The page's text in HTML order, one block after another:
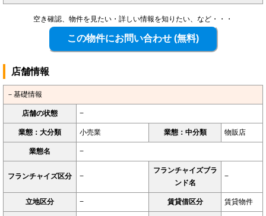
空き確認、物件を見たい・詳しい情報を知りたい、など・・・
店舗情報
－基礎情報
店舗の状態 −
業態：大分類 小売業 業態：中分類 物販店
業態名 −
フランチャイズ区分 −
フランチャイズブラ
ンド名
−
立地区分 − 賃貸借区分 賃貸物件